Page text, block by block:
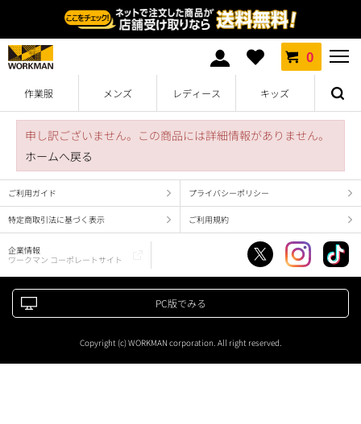
0
作業服 メンズ レディース キッズ
申し訳ございません。この商品には詳細情報がありません。
ホームへ戻る
ご利用ガイド プライバシーポリシー
特定商取引法に基づく表示 ご利用規約
企業情報
ワークマン コーポレートサイト
PC版でみる
Copyright (c) WORKMAN corporation. All right reserved.